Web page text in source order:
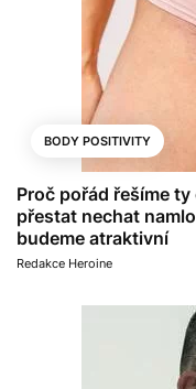
BODY POSITIVITY
Proč pořád řešíme
přestat nechat
budeme atraktivní
Redakce Heroine